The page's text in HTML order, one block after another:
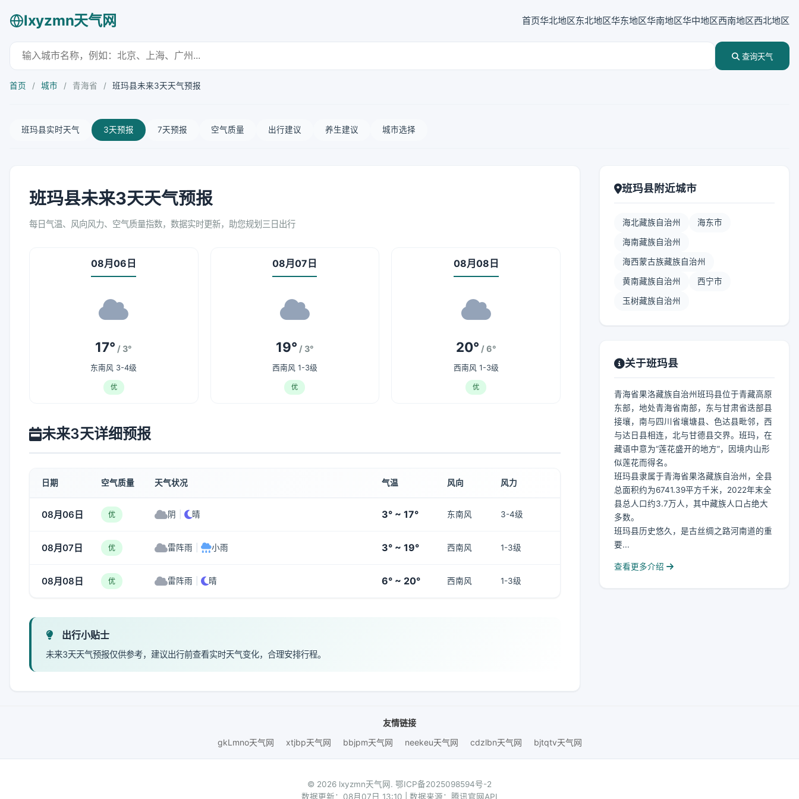
lxyzmn天气网 首页华北地区东北地区华东地区华南地区华中地区西南地区西北地区
查询天气
首页 / 城市 / 青海省 / 班玛县未来3天天气预报
班玛县实时天气 3天预报 7天预报 空气质量 出行建议 养生建议 城市选择
班玛县未来3天天气预报
每日气温、风向风力、空气质量指数，数据实时更新，助您规划三日出行
08月06日
17° / 3°
东南风 3-4级
优
08月07日
19° / 3°
西南风 1-3级
优
08月08日
20° / 6°
西南风 1-3级
优
未来3天详细预报
日期 空气质量 天气状况 气温 风向 风力
08月06日 优 阴 晴 3° ~ 17° 东南风 3-4级
08月07日 优 雷阵雨 小雨 3° ~ 19° 西南风 1-3级
08月08日 优 雷阵雨 晴 6° ~ 20° 西南风 1-3级
出行小贴士
未来3天天气预报仅供参考，建议出行前查看实时天气变化，合理安排行程。
班玛县附近城市
海北藏族自治州 海东市
海南藏族自治州
海西蒙古族藏族自治州
黄南藏族自治州 西宁市
玉树藏族自治州
关于班玛县
青海省果洛藏族自治州班玛县位于青藏高原
东部，地处青海省南部，东与甘肃省迭部县
接壤，南与四川省壤塘县、色达县毗邻，西
与达日县相连，北与甘德县交界。班玛，在
藏语中意为“莲花盛开的地方”，因境内山形
似莲花而得名。
班玛县隶属于青海省果洛藏族自治州，全县
总面积约为6741.39平方千米，2022年末全
县总人口约3.7万人，其中藏族人口占绝大
多数。
班玛县历史悠久，是古丝绸之路河南道的重
要...
查看更多介绍
友情链接
gkLmno天气网
xtjbp天气网 bbjpm天气网 neekeu天气网 cdzlbn天气网 bjtqtv天气网
© 2026 lxyzmn天气网. 鄂ICP备2025098594号-2
数据更新：08月07日 13:10 | 数据来源：腾讯官网API